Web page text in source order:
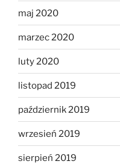
maj 2020
marzec 2020
luty 2020
listopad 2019
październik 2019
wrzesień 2019
sierpień 2019